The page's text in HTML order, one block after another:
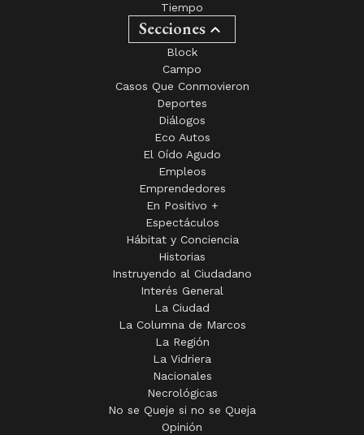
Tiempo
Secciones
Block
Campo
Casos Que Conmovieron
Deportes
Diálogos
Eco Autos
El Oído Agudo
Empleos
Emprendedores
En Positivo +
Espectáculos
Hábitat y Conciencia
Historias
Instruyendo al Ciudadano
Interés General
La Ciudad
La Columna de Marcos
La Región
La Vidriera
Nacionales
Necrológicas
No se Queje si no se Queja
Opinión